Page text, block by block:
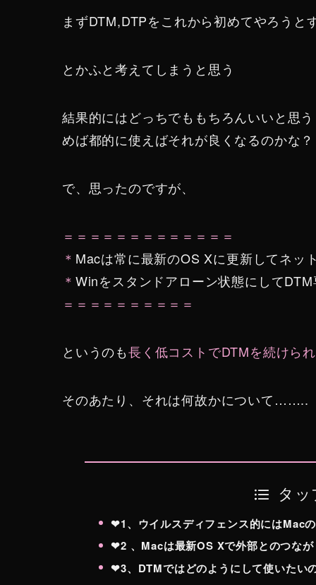
まずDTM,DTPをこれから初めてやろう
とかふと考えてしまうと思う
結果的にはどっちでももちろんいいと思
めば都的に使えばそれが良くなるのかな
で、思ったのですが、
＝＝＝＝＝＝＝＝＝＝＝＝＝
＊ Macは常に最新のOS Xに更新してネッ
＊ Winをスタンドアローン状態にして
＝＝＝＝＝＝＝＝＝＝
というのも長く低コストでDTMを続けら
そのあたり、それは何故かについて……..
タ
❤︎1、ウイルスディフェンス的にはMac
❤︎2 、Macは最新OS Xで外部とのつな
❤︎3、DTMではどのようにして使いたい